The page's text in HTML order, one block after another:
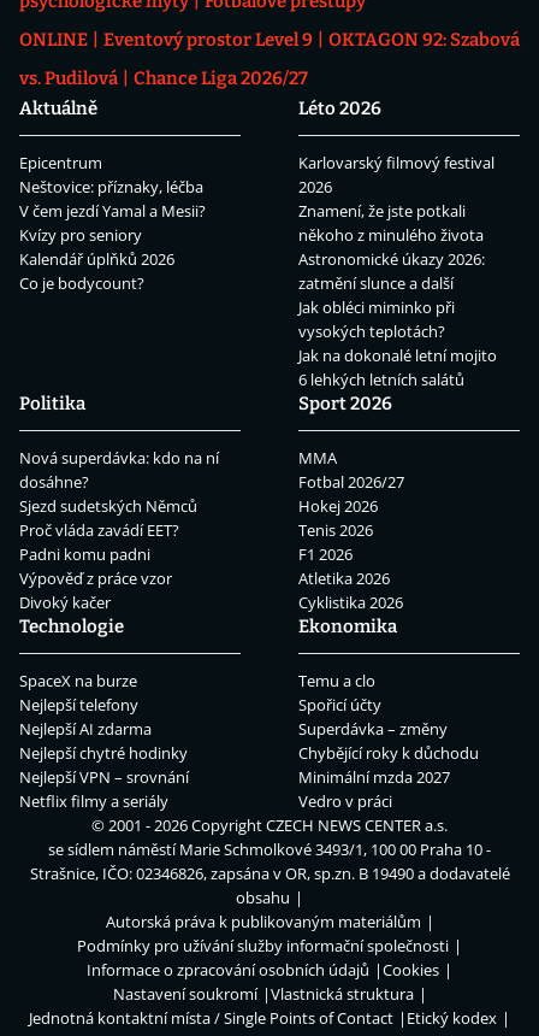
ONLINE
Eventový prostor Level 9
OKTAGON 92: Szabová
vs. Pudilová
Chance Liga 2026/27
Aktuálně
Epicentrum
Neštovice: příznaky, léčba
V čem jezdí Yamal a Mesii?
Kvízy pro seniory
Kalendář úplňků 2026
Co je bodycount?
Léto 2026
Karlovarský filmový festival
2026
Znamení, že jste potkali
někoho z minulého života
Astronomické úkazy 2026:
zatmění slunce a další
Jak obléci miminko při
vysokých teplotách?
Jak na dokonalé letní mojito
6 lehkých letních salátů
Politika
Nová superdávka: kdo na ní
dosáhne?
Sjezd sudetských Němců
Proč vláda zavádí EET?
Padni komu padni
Výpověď z práce vzor
Divoký kačer
Sport 2026
MMA
Fotbal 2026/27
Hokej 2026
Tenis 2026
F1 2026
Atletika 2026
Cyklistika 2026
Technologie
SpaceX na burze
Nejlepší telefony
Nejlepší AI zdarma
Nejlepší chytré hodinky
Nejlepší VPN – srovnání
Netflix filmy a seriály
Ekonomika
Temu a clo
Spořicí účty
Superdávka – změny
Chybějící roky k důchodu
Minimální mzda 2027
Vedro v práci
© 2001 - 2026 CopyrightCZECH NEWS CENTER a.s.
se sídlem náměstí Marie Schmolkové 3493/1, 100 00 Praha 10 -
Strašnice, IČO: 02346826, zapsána v OR, sp.zn. B 19490 a dodavatelé
obsahu
Autorská práva k publikovaným materiálům
Podmínky pro užívání služby informační společnosti
Informace o zpracování osobních údajů
Cookies
Nastavení soukromí
Vlastnická struktura
Jednotná kontaktní místa / Single Points of Contact
Etický kodex